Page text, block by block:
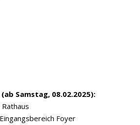
(ab Samstag, 08.02.2025):
Foyer